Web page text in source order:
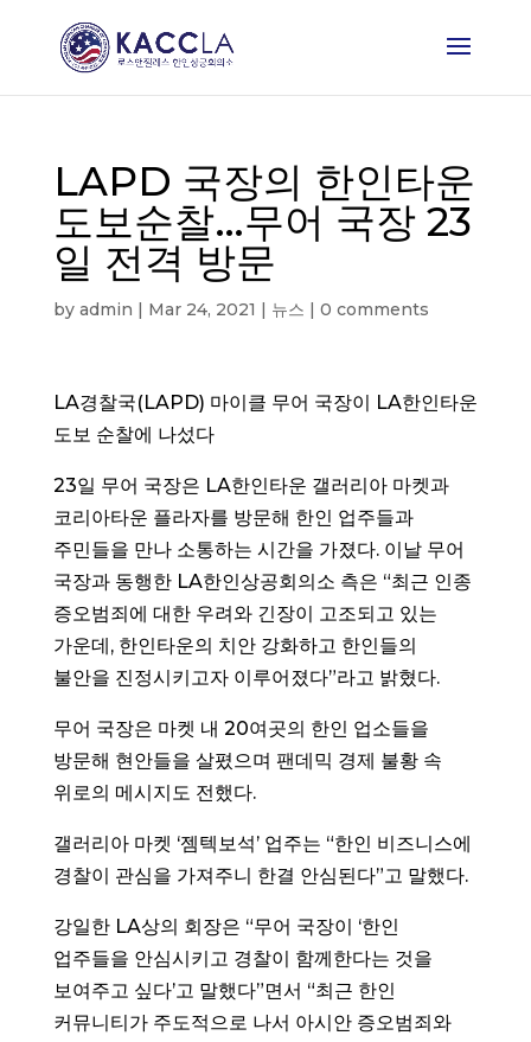
LAPD 국장의 한인타운
도보순찰…무어 국장 23
일 전격 방문
by admin | Mar 24, 2021 | 뉴스 | 0 comments
LA경찰국(LAPD) 마이클 무어 국장이 LA한인타운
도보 순찰에 나섰다
23일 무어 국장은 LA한인타운 갤러리아 마켓과
코리아타운 플라자를 방문해 한인 업주들과
주민들을 만나 소통하는 시간을 가졌다. 이날 무어
국장과 동행한 LA한인상공회의소 측은 “최근 인종
증오범죄에 대한 우려와 긴장이 고조되고 있는
가운데, 한인타운의 치안 강화하고 한인들의
불안을 진정시키고자 이루어졌다”라고 밝혔다.
무어 국장은 마켓 내 20여곳의 한인 업소들을
방문해 현안들을 살폈으며 팬데믹 경제 불황 속
위로의 메시지도 전했다.
갤러리아 마켓 ‘젬텍보석’ 업주는 “한인 비즈니스에
경찰이 관심을 가져주니 한결 안심된다”고 말했다.
강일한 LA상의 회장은 “무어 국장이 ‘한인
업주들을 안심시키고 경찰이 함께한다는 것을
보여주고 싶다’고 말했다”면서 “최근 한인
커뮤니티가 주도적으로 나서 아시안 증오범죄와